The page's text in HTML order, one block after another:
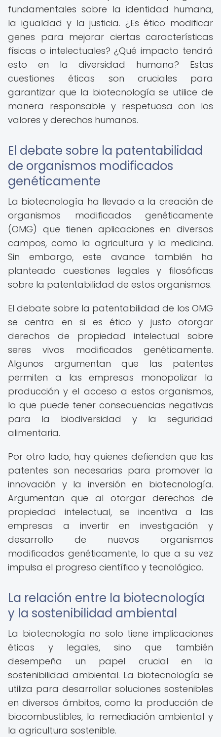
fundamentales sobre la identidad humana,
la igualdad y la justicia. ¿Es ético modificar
genes para mejorar ciertas características
físicas o intelectuales? ¿Qué impacto tendrá
esto en la diversidad humana? Estas
cuestiones éticas son cruciales para
garantizar que la biotecnología se utilice de
manera responsable y respetuosa con los
valores y derechos humanos.
El debate sobre la patentabilidad
de organismos modificados
genéticamente
La biotecnología ha llevado a la creación de
organismos modificados genéticamente
(OMG) que tienen aplicaciones en diversos
campos, como la agricultura y la medicina.
Sin embargo, este avance también ha
planteado cuestiones legales y filosóficas
sobre la patentabilidad de estos organismos.
El debate sobre la patentabilidad de los OMG
se centra en si es ético y justo otorgar
derechos de propiedad intelectual sobre
seres vivos modificados genéticamente.
Algunos argumentan que las patentes
permiten a las empresas monopolizar la
producción y el acceso a estos organismos,
lo que puede tener consecuencias negativas
para la biodiversidad y la seguridad
alimentaria.
Por otro lado, hay quienes defienden que las
patentes son necesarias para promover la
innovación y la inversión en biotecnología.
Argumentan que al otorgar derechos de
propiedad intelectual, se incentiva a las
empresas a invertir en investigación y
desarrollo de nuevos organismos
modificados genéticamente, lo que a su vez
impulsa el progreso científico y tecnológico.
La relación entre la biotecnología
y la sostenibilidad ambiental
La biotecnología no solo tiene implicaciones
éticas y legales, sino que también
desempeña un papel crucial en la
sostenibilidad ambiental. La biotecnología se
utiliza para desarrollar soluciones sostenibles
en diversos ámbitos, como la producción de
biocombustibles, la remediación ambiental y
la agricultura sostenible.